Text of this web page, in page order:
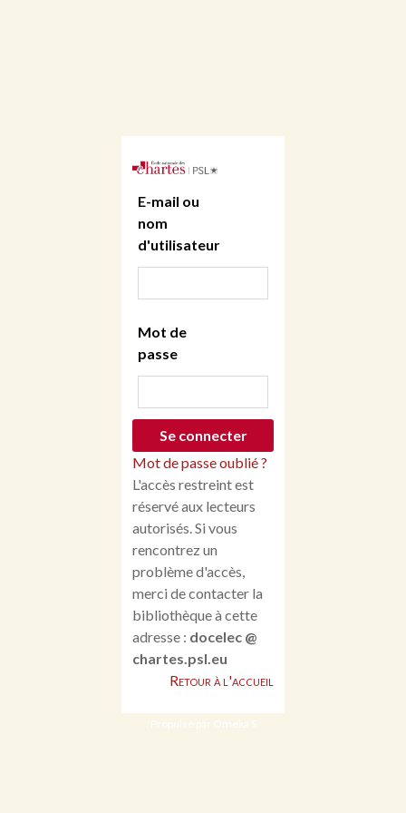
E-mail ou
nom
d'utilisateur
Mot de
passe
Mot de passe oublié ?
L'accès restreint est
réservé aux lecteurs
autorisés. Si vous
rencontrez un
problème d'accès,
merci de contacter la
bibliothèque à cette
adresse : docelec @
chartes.psl.eu
Retour à l'accueil
Propulsé par Omeka S